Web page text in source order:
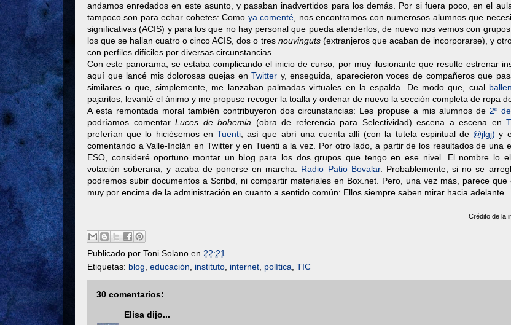
andamos enredados en este asunto, y pasaban inadvertidos para los demás. Por si fuera poco, en el
tampoco son para echar cohetes: Como ya comenté , nos encontramos con numerosos alumnos que
significativas (ACIS) y para los que no hay personal que pueda atenderlos; de nuevo nos vemos con
los que se hallan cuatro o cinco ACIS, dos o tres nouvinguts(extranjeros que acaban de incorporarse), y
con perfiles difíciles por diversas circunstancias.
Con este panorama, se estaba complicando el inicio de curso, por muy ilusionante que resulte estrenar
aquí que lancé mis dolorosas quejas enTwitter y, enseguida, aparecieron voces de compañeros que
similares o que, simplemente, me lanzaban palmadas virtuales en la espalda. De modo que, cual
pajaritos, levanté el ánimo y me propuse recoger la toalla y ordenar de nuevo la sección completa de ropa
A esta remontada moral también contribuyeron dos circunstancias: Les propuse a mis alumnos de 2º
podríamos comentar Luces de bohemia (obra de referencia para Selectividad) escena a escena en
preferían que lo hiciésemos en Tuenti; así que abrí una cuenta allí (con la tutela espiritual de @jlgj) y
comentando a Valle-Inclán en Twitter y en Tuenti a la vez. Por otro lado, a partir de los resultados de una
ESO, consideré oportuno montar un blog para los dos grupos que tengo en ese nivel. El nombre lo
votación soberana, y acaba de ponerse en marcha: Radio Patio Bovalar. Probablemente, si no se
podremos subir documentos a Scribd, ni compartir materiales en Box.net. Pero, una vez más, parece que
muy por encima de la administración en cuanto a sentido común: Ellos siempre saben mirar hacia adelante.
Crédito de la
Publicado por Toni Solano en 22:21
Etiquetas: blog educación instituto internet política TIC
30 comentarios:
Elisa dijo...